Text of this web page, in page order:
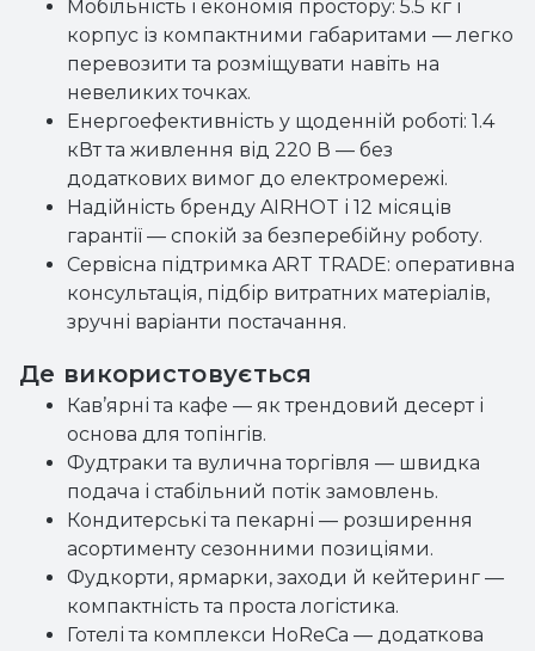
Мобільність і економія простору: 5.5 кг і
корпус із компактними габаритами — легко
перевозити та розміщувати навіть на
невеликих точках.
Енергоефективність у щоденній роботі: 1.4
кВт та живлення від 220 В — без
додаткових вимог до електромережі.
Надійність бренду AIRHOT і 12 місяців
гарантії — спокій за безперебійну роботу.
Сервісна підтримка ART TRADE: оперативна
консультація, підбір витратних матеріалів,
зручні варіанти постачання.
Де використовується
Кав’ярні та кафе — як трендовий десерт і
основа для топінгів.
Фудтраки та вулична торгівля — швидка
подача і стабільний потік замовлень.
Кондитерські та пекарні — розширення
асортименту сезонними позиціями.
Фудкорти, ярмарки, заходи й кейтеринг —
компактність та проста логістика.
Готелі та комплекси HoReCa — додаткова